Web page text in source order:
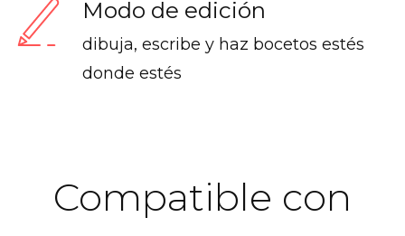
Modo de edición
dibuja, escribe y haz bocetos estés
donde estés
Compatible con